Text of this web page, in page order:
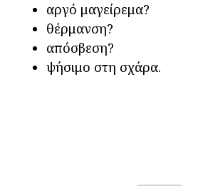
αργό μαγείρεμα?
θέρμανση?
απόσβεση?
ψήσιμο στη σχάρα.